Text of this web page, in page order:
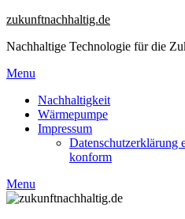
Skip
content
zukunftnachhaltig.de
Nachhaltige Technologie für die
Menu
Nachhaltigkeit
Wärmepumpe
Impressum
Datenschutzerklärung
konform
Menu